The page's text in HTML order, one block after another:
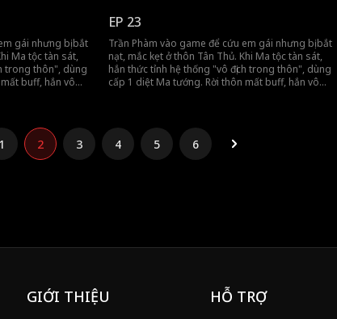
gái nhưng bị bắt
Ma tộc tàn sát,
trong thôn", dùng
buff, hắn vô
EP 23
Trần Phàm vào game để cứu em gái nhưng bị bắt
nạt, mắc kẹt ở thôn Tân Thủ. Khi Ma tộc tàn sát,
hắn thức tỉnh hệ thống "vô địch trong thôn", dùng
cấp 1 diệt Ma tướng. Rời thôn mất buff, hắn vô
1 2 3 4 5 6
GIỚI THIỆU HỖ TRỢ